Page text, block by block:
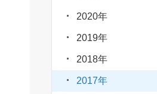
2020年
2019年
2018年
2017年